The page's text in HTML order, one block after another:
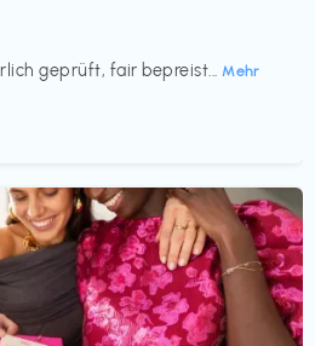
geprüft, fair bepreist... Mehr